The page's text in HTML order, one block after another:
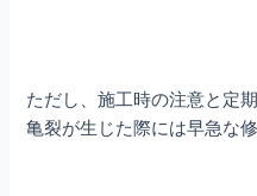
ただし、施工時の注意と定
亀裂が生じた際には早急な